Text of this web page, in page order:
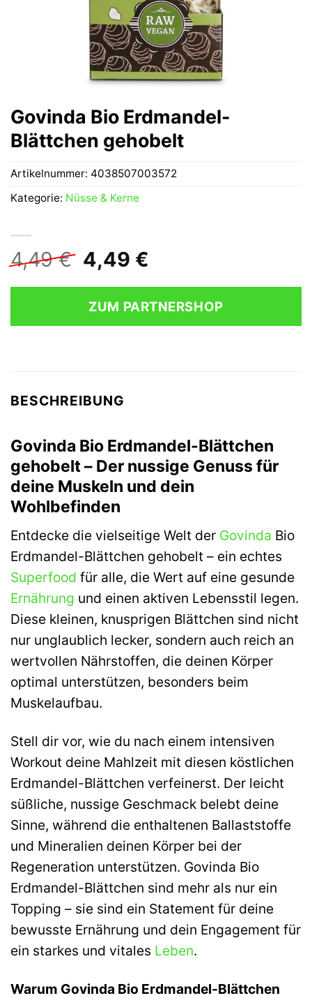
Govinda Bio Erdmandel-
Blättchen gehobelt
4,49€ Ursprünglicher
Preis
war:
4,49 €
4,49 €
ist:
4,49 €.
ZUM PARTNERSHOP
Artikelnummer: 4038507003572
Kategorie: Nüsse & Kerne
BESCHREIBUNG
Govinda Bio Erdmandel-Blättchen
gehobelt – Der nussige Genuss für
deine Muskeln und dein
Wohlbefinden
Entdecke die vielseitige Welt der Govinda Bio
Erdmandel-Blättchen gehobelt – ein echtes
Superfood für alle, die Wert auf eine gesunde
Ernährung und einen aktiven Lebensstil legen.
Diese kleinen, knusprigen Blättchen sind nicht
nur unglaublich lecker, sondern auch reich an
wertvollen Nährstoffen, die deinen Körper
optimal unterstützen, besonders beim
Muskelaufbau.
Stell dir vor, wie du nach einem intensiven
Workout deine Mahlzeit mit diesen köstlichen
Erdmandel-Blättchen verfeinerst. Der leicht
süßliche, nussige Geschmack belebt deine
Sinne, während die enthaltenen Ballaststoffe
und Mineralien deinen Körper bei der
Regeneration unterstützen. Govinda Bio
Erdmandel-Blättchen sind mehr als nur ein
Topping – sie sind ein Statement für deine
bewusste Ernährung und dein Engagement für
ein starkes und vitales Leben.
Warum Govinda Bio Erdmandel-Blättchen